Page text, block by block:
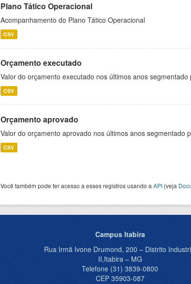
Plano Tático Operacional
Acompanhamento do Plano Tático Operacional
CSV
Orçamento executado
Valor do orçamento executado nos últimos anos
CSV
Orçamento aprovado
Valor do orçamento aprovado nos últimos anos segmentado
CSV
Você também pode ter acesso a esses registros usando a API (veja
Campus Itabira
Rua Irmã Ivone Drumond, 200 – Distrito
II,Itabira – MG
Telefone (31) 3839-0800
CEP 35903-087